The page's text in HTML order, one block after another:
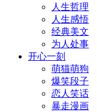
人生哲理
人生感悟
经典美文
为人处事
开心一刻
萌猫萌狗
爆笑段子
恋人笑话
暴走漫画